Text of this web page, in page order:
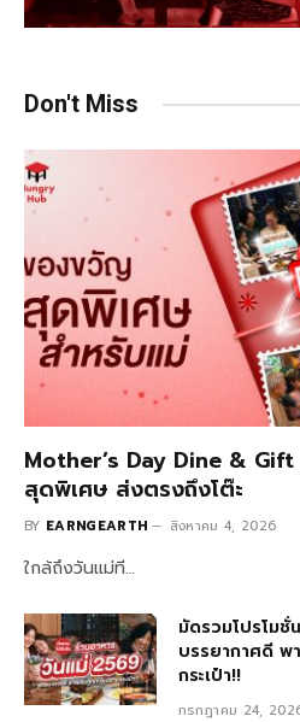
Don't Miss
Mother’s Day Dine &
สุดพิเศษ ส่งตรงถึงโต๊ะ
BY EARNGEARTH สิงหาคม 4, 2026
ใกล้ถึงวันแม่ที…
มัดรวมโปรโม
บรรยากาศดี พ
กระเป๋า!!
กรกฎาคม 24,